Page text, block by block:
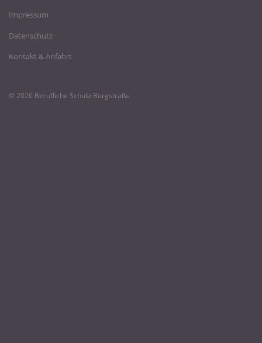
Impressum
Datenschutz
Kontakt & Anfahrt
© 2026 Berufliche Schule Burgstraße